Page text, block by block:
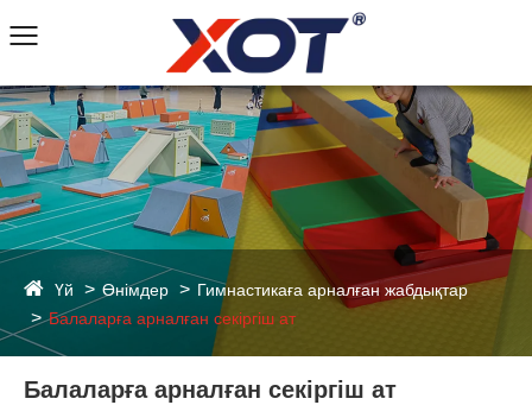
Үй Өнімдер
Гимнастикаға арналған жабдықтар
Балаларға арналған секіргіш ат
Балаларға арналған секіргіш ат